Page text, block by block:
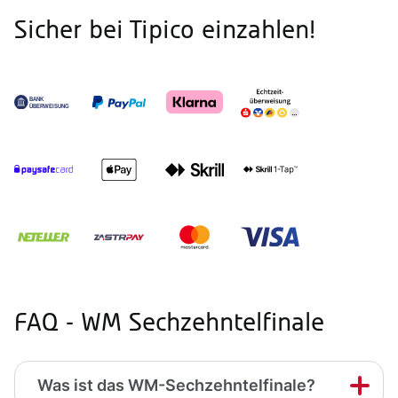
Sicher bei Tipico einzahlen!
FAQ - WM Sechzehntelfinale
Was ist das WM-Sechzehntelfinale?